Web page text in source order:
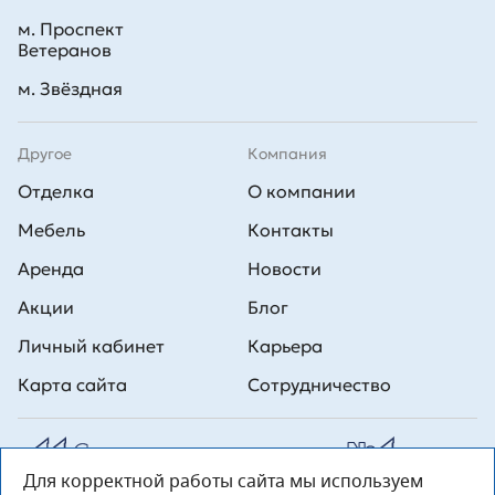
Другое
Отделка
Мебель
Аренда
Акции
Личный кабинет
Карта сайта
Компания
О компании
Контакты
Новости
Блог
Карьера
Сотрудничество
м. Проспект
Ветеранов
м. Звёздная
Все права на публикуемые на сайте материалы принадлежат
Для корректной работы сайта мы используем